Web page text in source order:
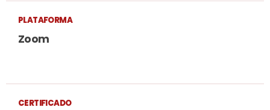
PLATAFORMA
Zoom
CERTIFICADO